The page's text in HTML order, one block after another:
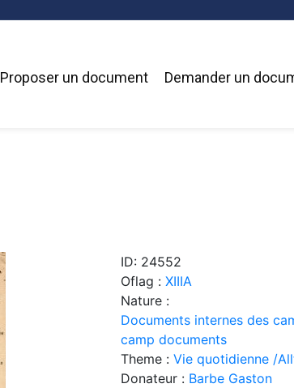
Proposer un document Demander un
ID: 24552
Oflag : XIIIA
Nature :
Documents internes des
camp documents
Theme : Vie quotidienne /
Donateur : Barbe Gaston